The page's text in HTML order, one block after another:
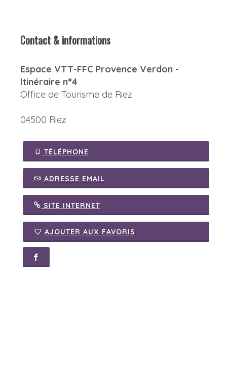
Contact & informations
Espace VTT-FFC Provence Verdon -
Itinéraire n°4
Office de Tourisme de Riez
04500 Riez
TÉLÉPHONE
ADRESSE EMAIL
SITE INTERNET
AJOUTER AUX FAVORIS